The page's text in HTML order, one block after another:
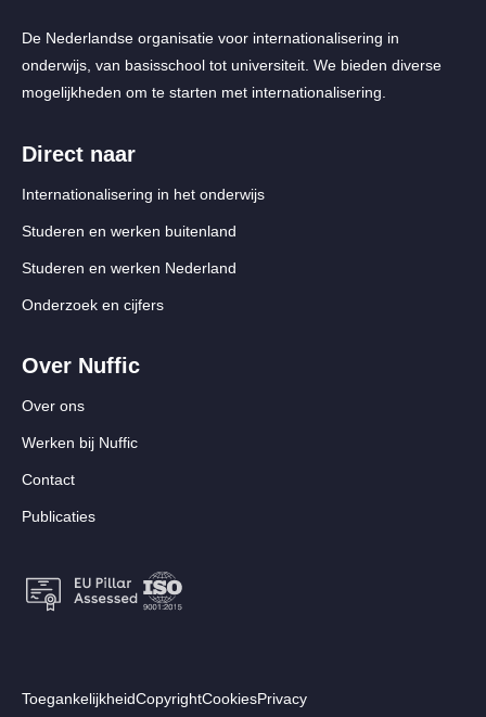
De Nederlandse organisatie voor internationalisering in
onderwijs, van basisschool tot universiteit. We bieden diverse
mogelijkheden om te starten met internationalisering.
Direct naar
Internationalisering in het onderwijs
Studeren en werken buitenland
Studeren en werken Nederland
Onderzoek en cijfers
Over Nuffic
Over ons
Werken bij Nuffic
Contact
Publicaties
Footer:
ToegankelijkheidCopyrightCookiesPrivacy